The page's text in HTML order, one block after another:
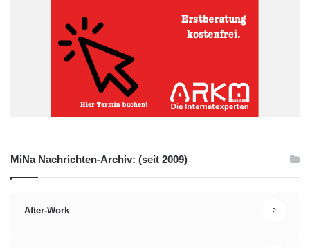
MiNa Nachrichten-Archiv: (seit 2009)
After-Work 2